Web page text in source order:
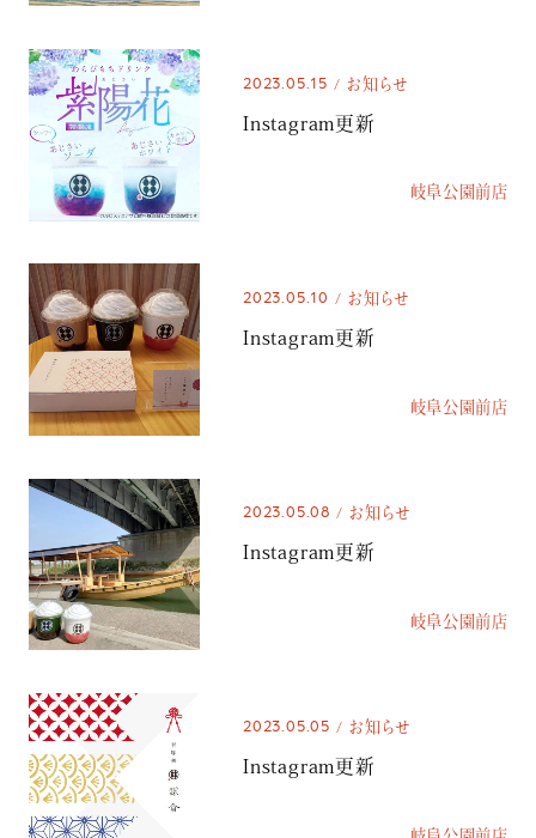
2023.05.15 お知らせ
Instagram更新
岐阜公園前店
2023.05.10 お知らせ
Instagram更新
岐阜公園前店
2023.05.08 お知らせ
Instagram更新
岐阜公園前店
2023.05.05 お知らせ
Instagram更新